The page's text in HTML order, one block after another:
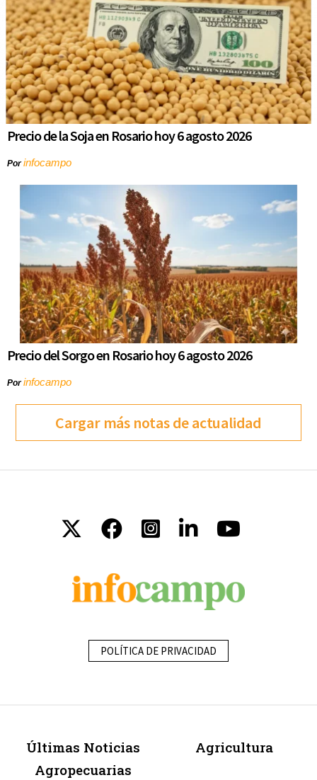
Precio de la Soja en Rosario hoy 6 agosto 2026
Porinfocampo
Precio del Sorgo en Rosario hoy 6 agosto 2026
Porinfocampo
Cargar más notas de actualidad
POLÍTICA DE PRIVACIDAD
Últimas Noticias
Agropecuarias
Agricultura